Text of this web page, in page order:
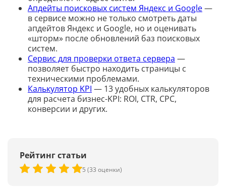
Апдейты поисковых систем Яндекс и Google—
в сервисе можно не только смотреть даты
апдейтов Яндекс и Google, но и оценивать
«шторм» после обновлений баз поисковых
систем.
Сервис для проверки ответа сервера —
позволяет быстро находить страницы с
техническими проблемами.
Калькулятор KPI — 13 удобных калькуляторов
для расчета бизнес-KPI: ROI, CTR, CPC,
конверсии и других.
Рейтинг статьи
5 (33 оценки)